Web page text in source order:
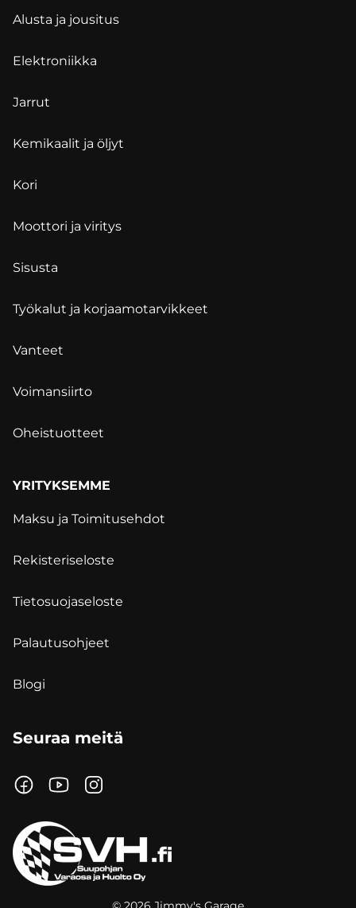
Alusta ja jousitus
Elektroniikka
Jarrut
Kemikaalit ja öljyt
Kori
Moottori ja viritys
Sisusta
Työkalut ja korjaamotarvikkeet
Vanteet
Voimansiirto
Oheistuotteet
YRITYKSEMME
Maksu ja Toimitusehdot
Rekisteriseloste
Tietosuojaseloste
Palautusohjeet
Blogi
Seuraa meitä